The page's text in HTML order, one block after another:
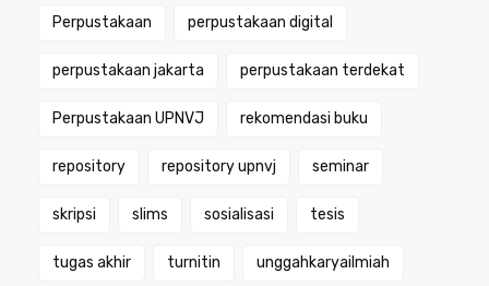
Perpustakaan perpustakaan digital
perpustakaan jakarta perpustakaan terdekat
Perpustakaan UPNVJ rekomendasi buku
repository repository upnvj seminar
skripsi slims sosialisasi tesis
tugas akhir turnitin unggahkaryailmiah